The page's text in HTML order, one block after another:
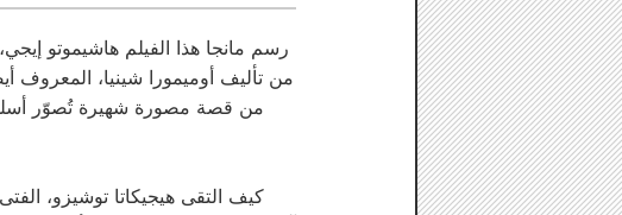
رسم مانجا هذا الفيلم هاشيموتو
من تأليف أوميمورا شينيا، المعروف
من قصة مصورة شهيرة تُصوّر
كيف التقى هيجيكاتا توشيزو،